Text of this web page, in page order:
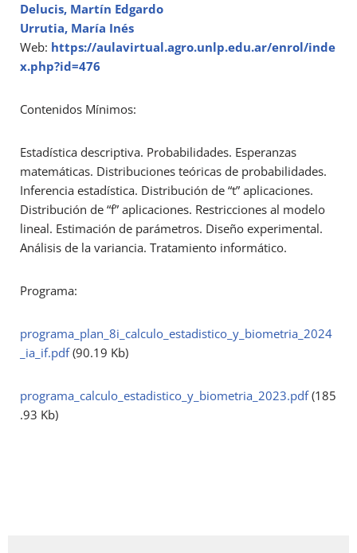
Delucis, Martín Edgardo
Urrutia, María Inés
Web: https://aulavirtual.agro.unlp.edu.ar/enrol/inde
x.php?id=476
Contenidos Mínimos:
Estadística descriptiva. Probabilidades. Esperanzas
matemáticas. Distribuciones teóricas de probabilidades.
Inferencia estadística. Distribución de “t” aplicaciones.
Distribución de “f” aplicaciones. Restricciones al modelo
lineal. Estimación de parámetros. Diseño experimental.
Análisis de la variancia. Tratamiento informático.
Programa:
programa_plan_8i_calculo_estadistico_y_biometria_2024
_ia_if.pdf(90.19 Kb)
programa_calculo_estadistico_y_biometria_2023.pdf(185
.93 Kb)